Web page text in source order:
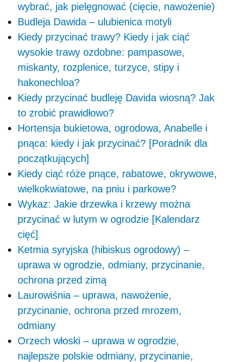
wybrać, jak pielęgnować (cięcie, nawożenie)
Budleja Dawida – ulubienica motyli
Kiedy przycinać trawy? Kiedy i jak ciąć
wysokie trawy ozdobne: pampasowe,
miskanty, rozplenice, turzyce, stipy i
hakonechloa?
Kiedy przycinać budleję Davida wiosną? Jak
to zrobić prawidłowo?
Hortensja bukietowa, ogrodowa, Anabelle i
pnąca: kiedy i jak przycinać? [Poradnik dla
początkujących]
Kiedy ciąć róże pnące, rabatowe, okrywowe,
wielkokwiatowe, na pniu i parkowe?
Wykaz: Jakie drzewka i krzewy można
przycinać w lutym w ogrodzie [Kalendarz
cięć]
Ketmia syryjska (hibiskus ogrodowy) –
uprawa w ogrodzie, odmiany, przycinanie,
ochrona przed zimą
Laurowiśnia – uprawa, nawożenie,
przycinanie, ochrona przed mrozem,
odmiany
Orzech włoski – uprawa w ogrodzie,
najlepsze polskie odmiany, przycinanie,